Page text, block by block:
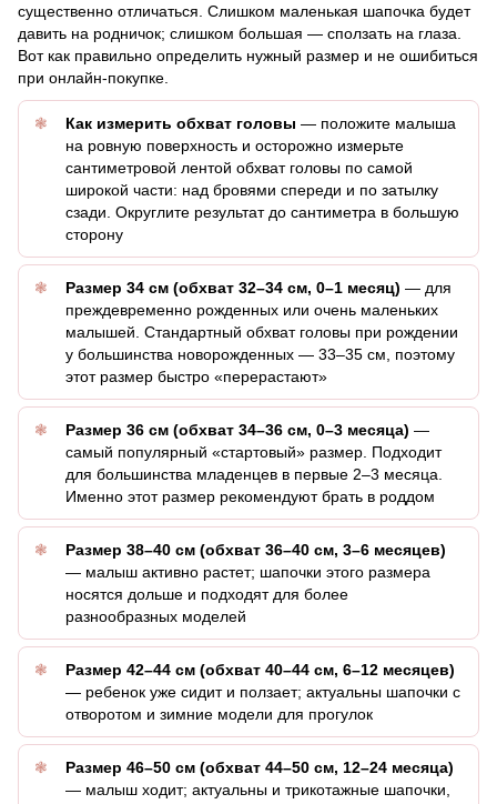
существенно отличаться. Слишком маленькая шапочка будет
давить на родничок; слишком большая — сползать на глаза.
Вот как правильно определить нужный размер и не ошибиться
при онлайн-покупке.
Как измерить обхват головы — положите малыша
на ровную поверхность и осторожно измерьте
сантиметровой лентой обхват головы по самой
широкой части: над бровями спереди и по затылку
сзади. Округлите результат до сантиметра в большую
сторону
Размер 34 см (обхват 32–34 см, 0–1 месяц) — для
преждевременно рожденных или очень маленьких
малышей. Стандартный обхват головы при рождении
у большинства новорожденных — 33–35 см, поэтому
этот размер быстро «перерастают»
Размер 36 см (обхват 34–36 см, 0–3 месяца) —
самый популярный «стартовый» размер. Подходит
для большинства младенцев в первые 2–3 месяца.
Именно этот размер рекомендуют брать в роддом
Размер 38–40 см (обхват 36–40 см, 3–6 месяцев)
— малыш активно растет; шапочки этого размера
носятся дольше и подходят для более
разнообразных моделей
Размер 42–44 см (обхват 40–44 см, 6–12 месяцев)
— ребенок уже сидит и ползает; актуальны шапочки с
отворотом и зимние модели для прогулок
Размер 46–50 см (обхват 44–50 см, 12–24 месяца)
— малыш ходит; актуальны и трикотажные шапочки,